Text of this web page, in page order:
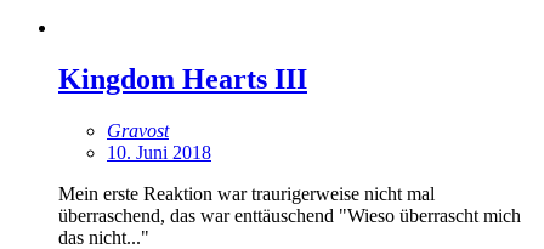
Kingdom Hearts III
Gravost
10. Juni 2018
Mein erste Reaktion war traurigerweise nicht mal
überraschend, das war enttäuschend "Wieso überrascht mich
das nicht..."